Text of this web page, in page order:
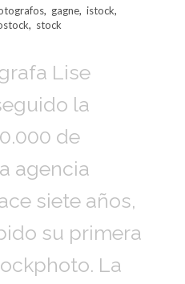
, gagne, istock,
, stock
Lise
la
de
agencia
siete años,
su primera
La